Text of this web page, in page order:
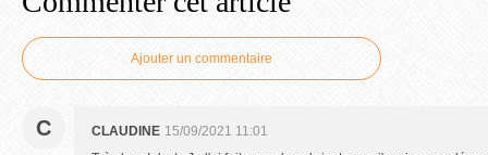
Ajouter un commentaire
C CLAUDINE 15/09/2021 11:01